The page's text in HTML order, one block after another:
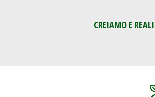
CREIAMO E